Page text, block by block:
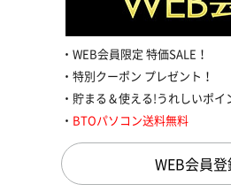
WEB会員限定 特価SALE！
特別クーポン プレゼント！
貯まる＆使える!うれしいポイ
BTOパソコン送料無料
WEB会員